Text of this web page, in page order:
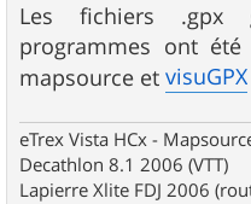
Les fichiers .gpx
programmes ont
mapsource et visuGPX
eTrex Vista HCx -
Decathlon 8.1 2006 (VTT)
Lapierre Xlite FDJ 2006